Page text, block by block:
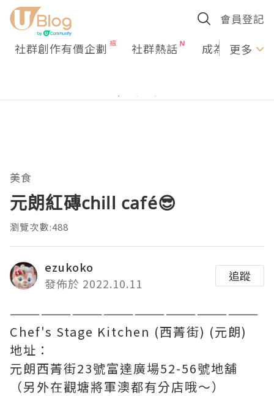
會員登記
社群創作有價企劃 社群熱話 成為U更多
美食
元朗紅磚chill café😎
瀏覽次數:488
ezukoko
發佈於 2022.10.11
追蹤
————————————————————————
Chef's Stage Kitchen (西菁街) (元朗)
地址：
元朗西菁街23號富達廣場52-56號地舖
（另外在觀塘將軍澳都有分店哦～）